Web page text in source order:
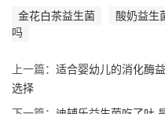
金花白茶益生菌 酸奶益生
吗
上一篇： 适合婴幼儿的消化酶
选择